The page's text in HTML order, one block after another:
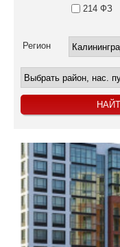
214 ФЗ
Регион